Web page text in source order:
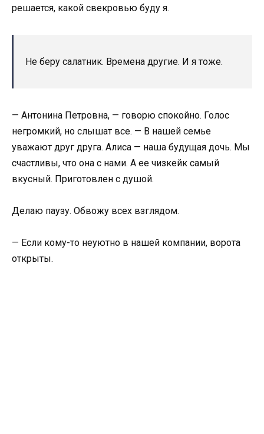
решается, какой свекровью буду я.
Не беру салатник. Времена другие. И я тоже.
— Антонина Петровна, — говорю спокойно. Голос
негромкий, но слышат все. — В нашей семье
уважают друг друга. Алиса — наша будущая дочь. Мы
счастливы, что она с нами. А ее чизкейк самый
вкусный. Приготовлен с душой.
Делаю паузу. Обвожу всех взглядом.
— Если кому-то неуютно в нашей компании, ворота
открыты.